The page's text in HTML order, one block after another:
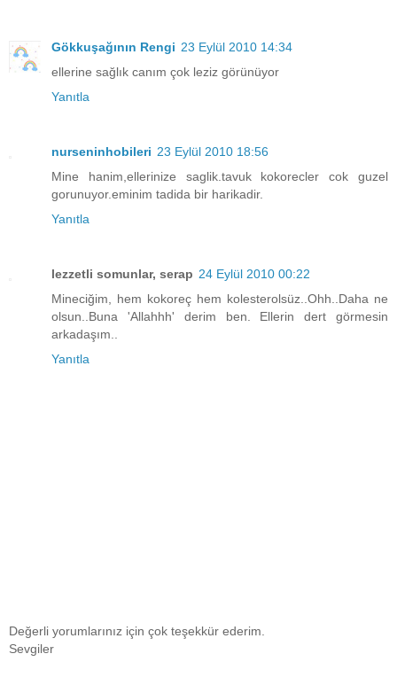
Gökkuşağının Rengi 23 Eylül 2010 14:34
ellerine sağlık canım çok leziz görünüyor
Yanıtla
nurseninhobileri 23 Eylül 2010 18:56
Mine hanim,ellerinize saglik.tavuk kokorecler cok guzel
gorunuyor.eminim tadida bir harikadir.
Yanıtla
lezzetli somunlar, serap 24 Eylül 2010 00:22
Mineciğim, hem kokoreç hem kolesterolsüz..Ohh..Daha ne
olsun..Buna 'Allahhh' derim ben. Ellerin dert görmesin
arkadaşım..
Yanıtla
Değerli yorumlarınız için çok teşekkür ederim.
Sevgiler